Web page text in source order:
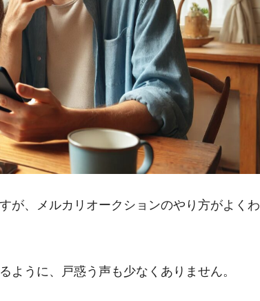
すが、メルカリオークションのやり方がよくわ
ように、戸惑う声も少なくありません。